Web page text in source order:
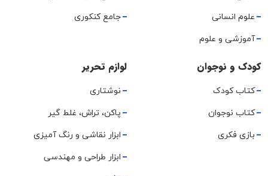
علوم انسانی
آموزشی و علوم
جامع کنکوری
کودک و نوجوان
کتاب کودک
کتاب نوجوان
بازی فکری
لوازم تحریر
نوشتاری
پاکن، تراش، غلط گیر
ابزار نقاشی و رنگ آمیزی
ابزار طراحی و مهندسی